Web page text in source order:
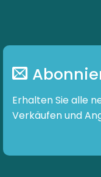
Erhalten Sie alle
Verkäufen und